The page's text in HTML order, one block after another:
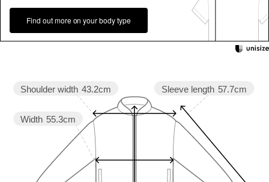
Find out more on your body type
Sleeve length 57.7cm
Width 55.3cm
Shoulder width 43.2cm